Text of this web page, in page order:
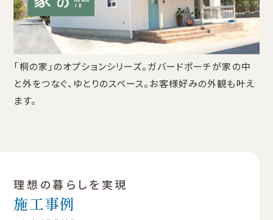
「桐の家」のオプションシリーズ。ガバードポーチが家の中
と外をつなぐ、ゆとりのスペース。お客様好みの外観も叶え
ます。
理想の暮らしを実現
施工事例